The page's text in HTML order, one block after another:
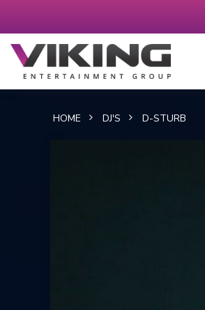
HOME DJ'S D-STURB